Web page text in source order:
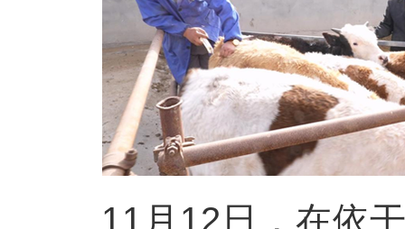
11月12日，在依干